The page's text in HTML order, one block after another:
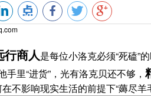
行商人是每位小洛克必须“死磕”
里“进货”，光有洛克贝还不够，
不影响现实生活的前提下“薅尽